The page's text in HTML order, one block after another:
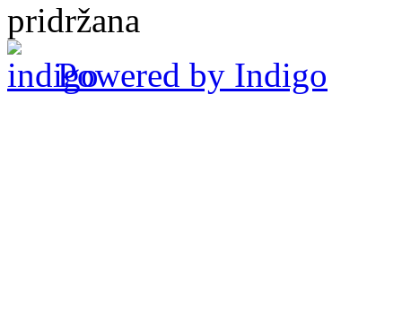
pridržana
Powered by Indigo